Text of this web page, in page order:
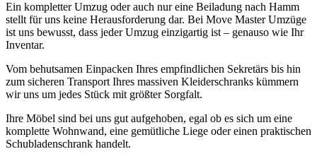
Ein kompletter Umzug oder auch nur eine Beiladung nach Hamm
stellt für uns keine Herausforderung dar. Bei Move Master Umzüge
ist uns bewusst, dass jeder Umzug einzigartig ist – genauso wie Ihr
Inventar.
Vom behutsamen Einpacken Ihres empfindlichen Sekretärs bis hin
zum sicheren Transport Ihres massiven Kleiderschranks kümmern
wir uns um jedes Stück mit größter Sorgfalt.
Ihre Möbel sind bei uns gut aufgehoben, egal ob es sich um eine
komplette Wohnwand, eine gemütliche Liege oder einen praktischen
Schubladenschrank handelt.